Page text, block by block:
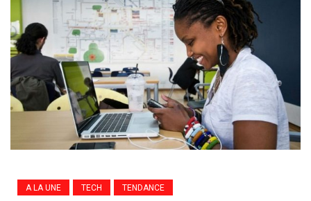
A LA UNE TECH TENDANCE